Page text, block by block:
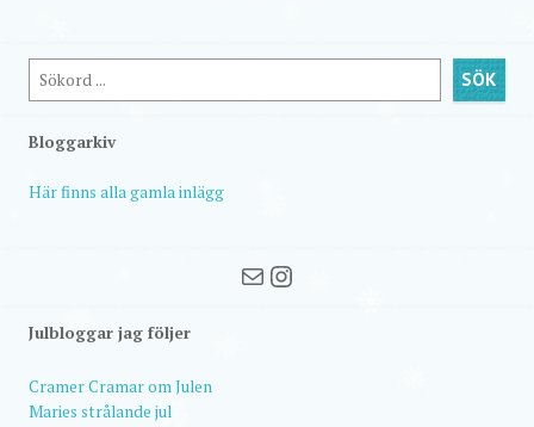
Sök SÖK
Bloggarkiv
Här finns alla gamla inlägg
MailInstagram
Julbloggar jag följer
Cramer Cramar om Julen
Maries strålande jul